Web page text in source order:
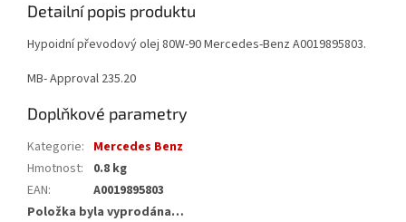
Detailní popis produktu
Hypoidní převodový olej 80W-90 Mercedes-Benz A0019895803.
MB- Approval 235.20
Doplňkové parametry
Kategorie: Mercedes Benz
Hmotnost:
0.8 kg
EAN:
A0019895803
Položka byla vyprodána…